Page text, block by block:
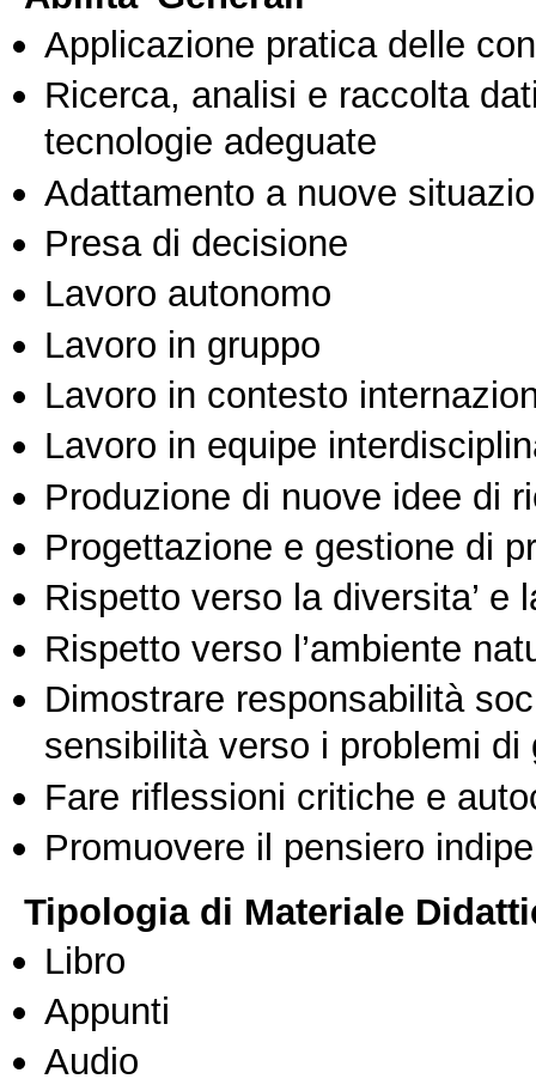
Applicazione pratica delle
Ricerca, analisi e raccolta
tecnologie adeguate
Adattamento a nuove
Presa di decisione
Lavoro autonomo
Lavoro in gruppo
Lavoro in contesto
Lavoro in equipe
Produzione di nuove idee di
Progettazione e gestione di
Rispetto verso la diversita’ e
Rispetto verso l’ambiente
Dimostrare responsabilità
sensibilità verso i problemi di
Fare riflessioni critiche e
Promuovere il pensiero
Tipologia di Materiale
Libro
Appunti
Audio